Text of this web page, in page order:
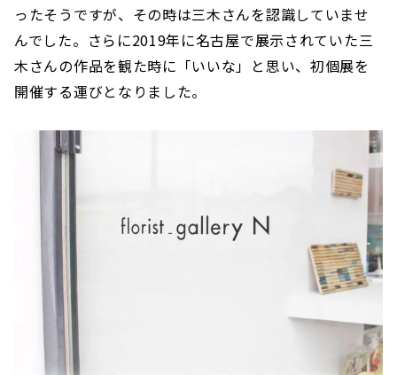
ったそうですが、その時は三木さんを認識していませ
んでした。さらに2019年に名古屋で展示されていた三
木さんの作品を観た時に「いいな」と思い、初個展を
開催する運びとなりました。